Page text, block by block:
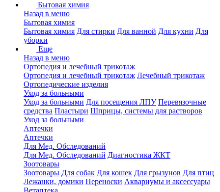
Бытовая химия
Назад в меню
Бытовая химия
Бытовая химия Для стирки Для ванной Для кухни Для
уборки
Еще
Назад в меню
Ортопедия и лечебный трикотаж
Ортопедия и лечебный трикотаж Лечебный трикотаж
Ортопедические изделия
Уход за больными
Уход за больными Для посещения ЛПУ Перевязочные
средства Пластыри Шприцы, системы для растворов
Уход за больными
Аптечки
Аптечки
Для Мед. Обследований
Для Мед. Обследований Диагностика ЖКТ
Зоотовары
Зоотовары Для собак Для кошек Для грызунов Для птиц
Лежанки, домики Переноски Аквариумы и аксессуары
Ветаптека